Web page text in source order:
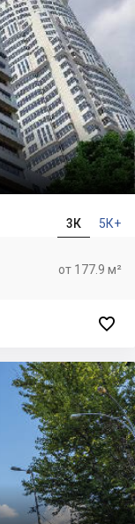
3К 5К+
от 177.9 м²
